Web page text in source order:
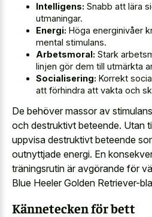
Intelligens: Snabb att lära
utmaningar.
Energi: Höga energinivåer
mental stimulans.
Arbetsmoral: Stark
linjen gör dem till utmärkta
Socialisering: Korrekt
att förhindra att vakta och
De behöver massor av
och destruktivt beteende. Utan
uppvisa destruktivt beteende
outnyttjade energi. En
träningsrutin är avgörande för
Blue Heeler Golden Retriever-
Kännetecken för bett